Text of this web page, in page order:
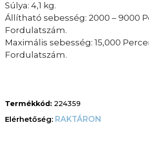
Súlya: 4,1 kg.
Állítható sebesség: 2000 – 9000
Fordulatszám.
Maximális sebesség: 15,000
Fordulatszám.
Termékkód: 224359
RAKTÁRON